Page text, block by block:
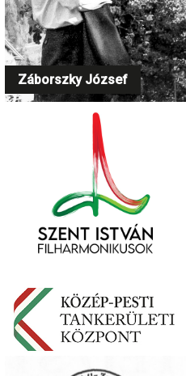
Záborszky József